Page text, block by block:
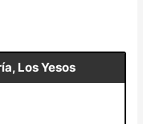
Los Yesos